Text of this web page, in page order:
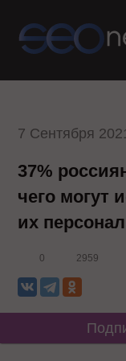
7 Сентября
37%
чего могут
их
0 2959